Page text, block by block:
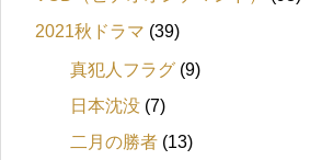
2021秋ドラマ (39)
真犯人フラグ (9)
日本沈没 (7)
二月の勝者 (13)